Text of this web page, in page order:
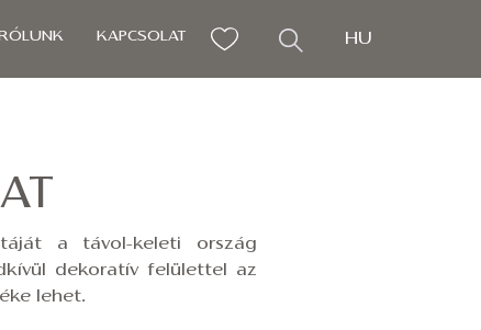
RÓLUNK KAPCSOLAT HU
a távol-keleti ország
dekoratív felülettel az
lehet.